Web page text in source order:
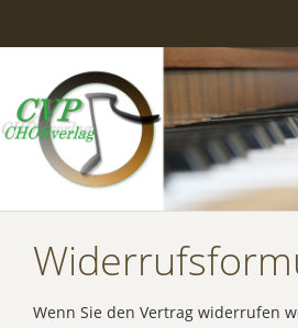
Wenn Sie den Vertrag widerrufen